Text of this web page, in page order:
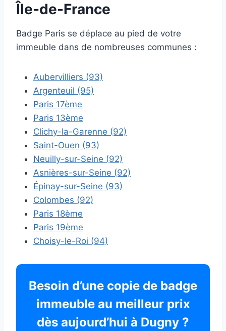
Île-de-France
Badge Paris se déplace au pied de votre
immeuble dans de nombreuses communes :
Aubervilliers (93)
Argenteuil (95)
Paris 17ème
Paris 13ème
Clichy-la-Garenne (92)
Saint-Ouen (93)
Neuilly-sur-Seine (92)
Asnières-sur-Seine (92)
Épinay-sur-Seine (93)
Colombes (92)
Paris 18ème
Paris 19ème
Choisy-le-Roi (94)
Besoin d’une copie de badge
immeuble au meilleur prix
dès aujourd’hui à Dugny ?